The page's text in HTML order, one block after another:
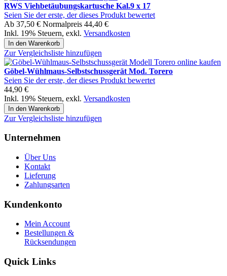
RWS Viehbetäubungskartusche Kal.9 x 17
Seien Sie der erste, der dieses Produkt bewertet
Ab 37,50 € Normalpreis 44,40 €
Inkl. 19% Steuern, exkl. Versandkosten
In den Warenkorb
Zur Vergleichsliste hinzufügen
Göbel-Wühlmaus-Selbstschussgerät Mod. Torero
Seien Sie der erste, der dieses Produkt bewertet
44,90 €
Inkl. 19% Steuern, exkl. Versandkosten
In den Warenkorb
Zur Vergleichsliste hinzufügen
Unternehmen
Über Uns
Kontakt
Lieferung
Zahlungsarten
Kundenkonto
Mein Account
Bestellungen &
Rücksendungen
Quick Links